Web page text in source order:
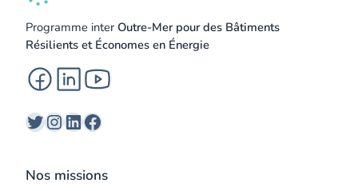
Bâtiments Outremer
Des solutions ultramarines pour des bâtiments
Programme inter Outre-Mer pour des Bâtiments
Résilients et Économes en Énergie
Twitter InstagramLinkedIn Facebook
Nos missions